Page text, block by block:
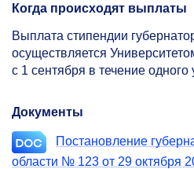
Когда происходят выплаты
Выплата стипендии
осуществляется
с 1 сентября в течение одного
Документы
Постановление
области № 123 от 29 октября